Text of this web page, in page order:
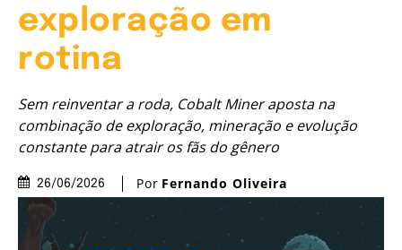
exploração em
rotina
Sem reinventar a roda, Cobalt Miner aposta na
combinação de exploração, mineração e evolução
constante para atrair os fãs do gênero
26/06/2026 Por Fernando Oliveira